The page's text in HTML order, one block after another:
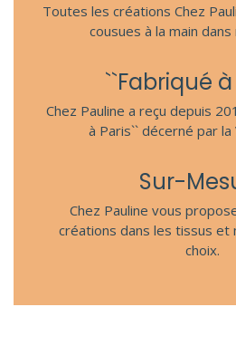
Toutes les créations Chez
cousues à la main
``Fabriqué à
Chez Pauline a reçu depuis
à Paris`` décerné par la
Sur-
Chez Pauline vous
créations dans les tissus
choix.